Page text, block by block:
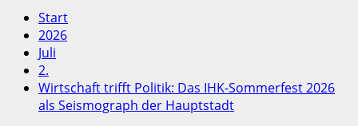
Start
2026
Juli
2.
Wirtschaft trifft Politik: Das IHK-Sommerfest 2026
als Seismograph der Hauptstadt